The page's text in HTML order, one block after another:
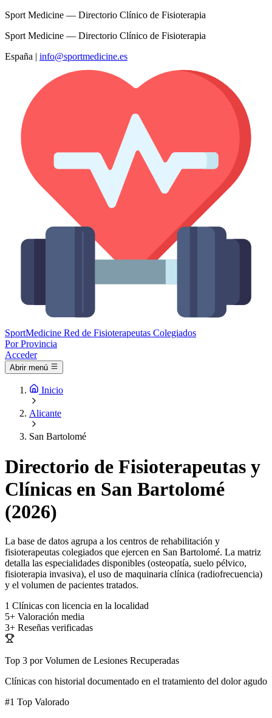
Sport Medicine — Directorio Clínico de Fisioterapia
Sport Medicine — Directorio Clínico de Fisioterapia
España | info@sportmedicine.es
SportMedicine Red de Fisioterapeutas Colegiados
Por Provincia
Acceder
Abrir menú
Inicio
Alicante
San Bartolomé
Directorio de Fisioterapeutas y
Clínicas en San Bartolomé
(2026)
La base de datos agrupa a los centros de rehabilitación y
fisioterapeutas colegiados que ejercen en San Bartolomé. La matriz
detalla las especialidades disponibles (osteopatía, suelo pélvico,
fisioterapia invasiva), el uso de maquinaria clínica (radiofrecuencia)
y el volumen de pacientes tratados.
1 Clínicas con licencia en la localidad
5+ Valoración media
3+ Reseñas verificadas
Top 3 por Volumen de Lesiones Recuperadas
Clínicas con historial documentado en el tratamiento del dolor agudo
#1 Top Valorado